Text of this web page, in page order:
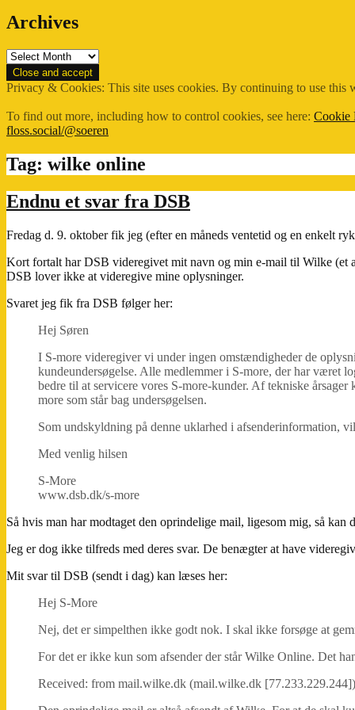
Archives
Archives
Privacy & Cookies: This site uses cookies. By continuing to use this
To find out more, including how to control cookies, see here: Cookie
floss.social/@soeren
Tag: wilke online
Endnu et svar fra DSB
Fredag d. 9. oktober fik jeg (efter en måneds ventetid og en enkelt
Kort fortalt har DSB videregivet mit navn og min e-mail til Wilke (et
DSB lover ikke at videregive mine oplysninger.
Svaret jeg fik fra DSB følger her:
Hej Søren
I S-more videregiver vi under ingen omstændigheder de
kundeundersøgelse. Alle medlemmer i S-more, der har været
bedre til at servicere vores S-more-kunder. Af tekniske
more som står bag undersøgelsen.
Som undskyldning på denne uklarhed i afsenderinformation,
Med venlig hilsen
S-More
www.dsb.dk/s-more
Så hvis man har modtaget den oprindelige mail, ligesom mig, så
Jeg er dog ikke tilfreds med deres svar. De benægter at have
Mit svar til DSB (sendt i dag) kan læses her:
Hej S-More
Nej, det er simpelthen ikke godt nok. I skal ikke forsøge at
For det er ikke kun som afsender der står Wilke Online. Det
Received: from mail.wilke.dk (mail.wilke.dk [77.233.229.244])